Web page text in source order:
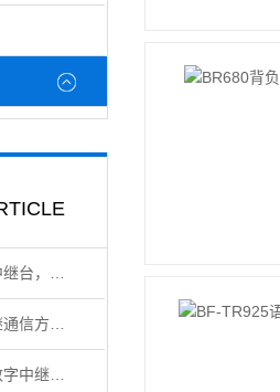
北峰全新一代轻薄型数字中继台BR1050上线！